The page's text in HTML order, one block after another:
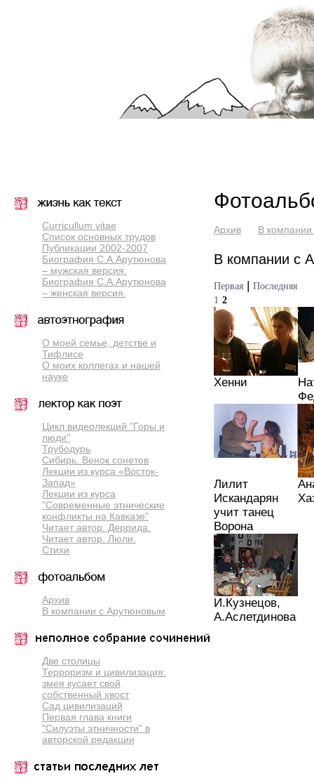
Curricullum vitae
Список основных трудов
Публикации 2002-2007
Биография С.А.Арутюнова
– мужская версия.
Биография С.А.Арутюнова
– женская версия.
О моей семье, детстве и
Тифлисе
О моих коллегах и нашей
науке
Цикл видеолекций "Горы и
люди"
Трубодурь
Сибирь. Венок сонетов
Лекции из курса «Восток-
Запад»
Лекции из курса
"Современные этнические
конфликты на Кавказе"
Читает автор. Деррида.
Читает автор. Люли.
Стихи
Архив
В компании с Арутюновым
Две столицы
Терроризм и цивилизация:
змея кусает свой
собственный хвост
Сад цивилизаций
Первая глава книги
"Силуэты этничности" в
авторской редакции
Архив В
В компании с
Первая | Последняя
1 2
Хенни
Лилит
Искандарян
учит танец
Ворона
И.Кузнецов,
А.Аслетдинова